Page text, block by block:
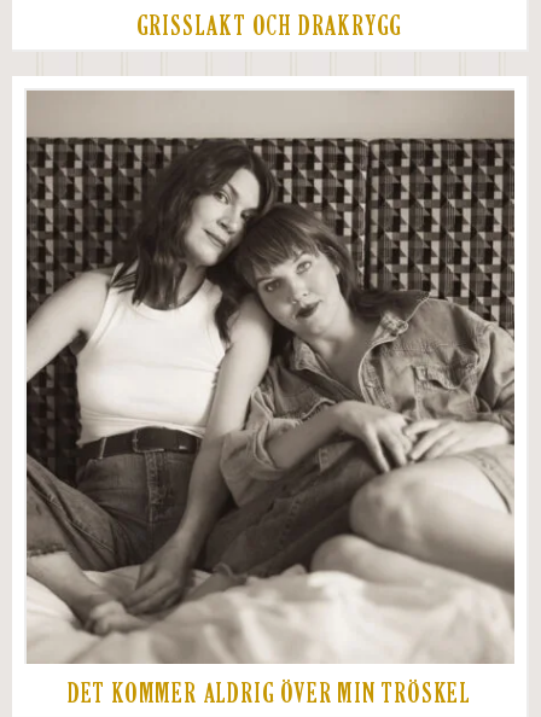
GRISSLAKT OCH DRAKRYGG
DET KOMMER ALDRIG ÖVER MIN TRÖSKEL